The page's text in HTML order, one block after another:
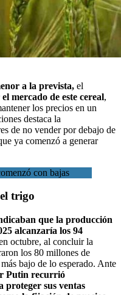
a la prevista, el
mercado de este cereal,
los precios en un
destaca la
de no vender por debajo de
ya comenzó a generar
con bajas
trigo
que la producción
alcanzaría los 94
octubre, al concluir la
los 80 millones de
bajo de lo esperado. Ante
Putin recurrió
proteger sus ventas